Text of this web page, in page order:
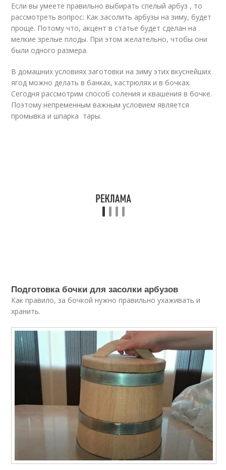
Если вы умеете правильно выбирать спелый арбуз , то
рассмотреть вопрос: Как засолить арбузы на зиму, будет
проще. Потому что, акцент в статье будет сделан на
мелкие зрелые плоды. При этом желательно, чтобы они
были одного размера.
В домашних условиях заготовки на зиму этих вкуснейших
ягод можно делать в банках, кастрюлях и в бочках.
Сегодня рассмотрим способ соления и квашения в бочке.
Поэтому непременным важным условием является
промывка и шпарка тары.
Подготовка бочки для засолки арбузов
Как правило, за бочкой нужно правильно ухаживать и
хранить.